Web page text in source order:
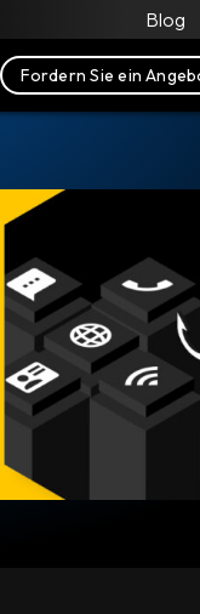
Blog
Fordern Sie ein